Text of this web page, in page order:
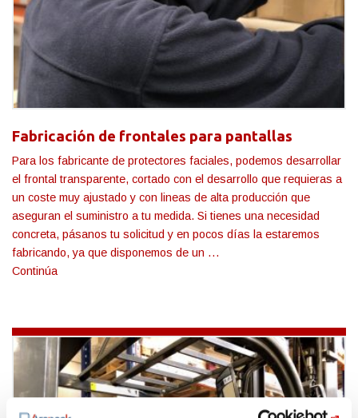
Fabricación de frontales para pantallas
Para los fabricante de protectores faciales, podemos desarrollar
el frontal transparente, cortado con el desarrollo que requieras a
un coste muy ajustado y con lineas de alta producción que
aseguran el suministro a tu medida. Si tienes una necesidad
concreta, pásanos tu solicitud y en pocos días la estaremos
fabricando, ya que disponemos de un …
Continúa